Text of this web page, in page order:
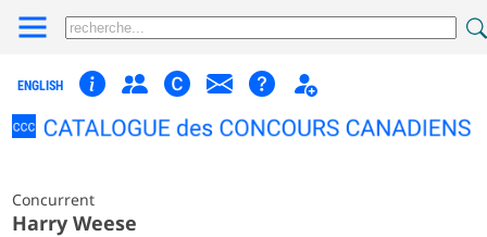
ENGLISH
Concurrent
Harry Weese